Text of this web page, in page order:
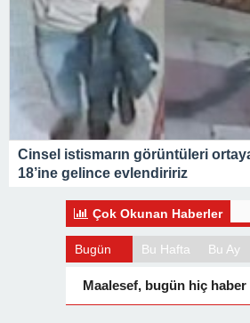
Cinsel istismarın görüntüleri
18’ine gelince evlendiririz
Çok Okunan Haberler
Bugün Bu Hafta Bu Ay
Maalesef, bugün hiç haber